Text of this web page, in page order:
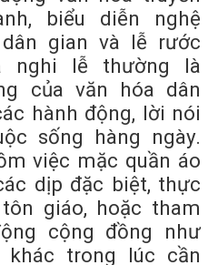
biểu diễn nghệ
gian và lễ rước
nghi lễ thường là
của văn hóa dân
hành động, lời nói
sống hàng ngày.
việc mặc quần áo
dịp đặc biệt, thực
giáo, hoặc tham
cộng đồng như
trong lúc cần